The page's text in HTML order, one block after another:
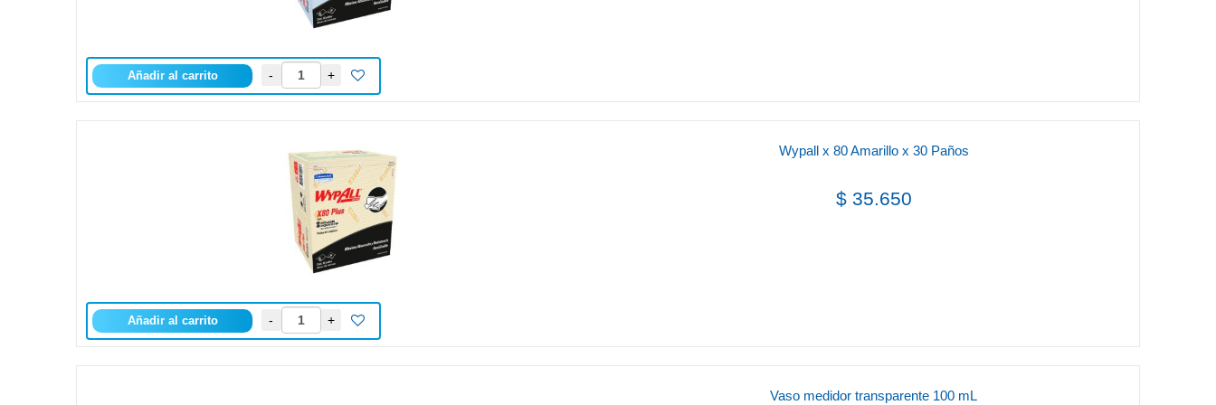
Wypall x 80 Amarillo x 30 Paños
$ 35.650
Vaso medidor transparente 100 mL